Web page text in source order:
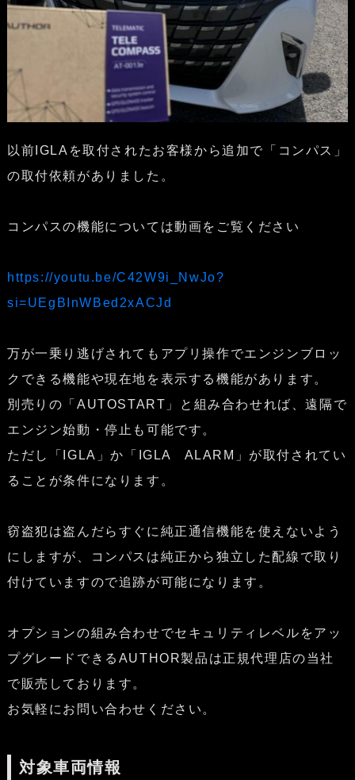
以前IGLAを取付されたお客様から追加で「コンパス」
の取付依頼がありました。
コンパスの機能については動画をご覧ください
https://youtu.be/C42W9i_NwJo?
si=UEgBInWBed2xACJd
万が一乗り逃げされてもアプリ操作でエンジンブロッ
クできる機能や現在地を表示する機能があります。
別売りの「AUTOSTART」と組み合わせれば、遠隔で
エンジン始動・停止も可能です。
ただし「IGLA」か「IGLA ALARM」が取付されてい
ることが条件になります。
窃盗犯は盗んだらすぐに純正通信機能を使えないよう
にしますが、コンパスは純正から独立した配線で取り
付けていますので追跡が可能になります。
オプションの組み合わせでセキュリティレベルをアッ
プグレードできるAUTHOR製品は正規代理店の当社
で販売しております。
お気軽にお問い合わせください。
対象車両情報